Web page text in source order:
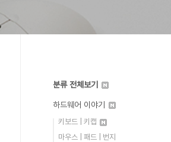
분류 전체보기
하드웨어 이야기
키보드 | 키캡
마우스 | 패드 | 번지